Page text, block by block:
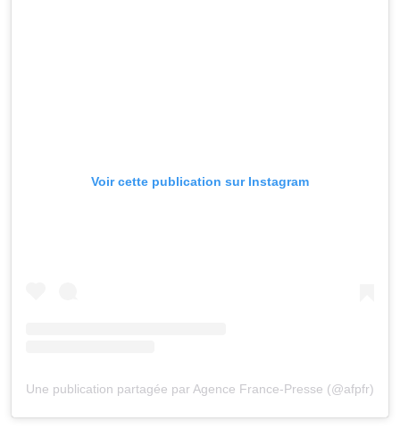
Voir cette publication sur Instagram
Une publication partagée par Agence France-Presse (@afpfr)